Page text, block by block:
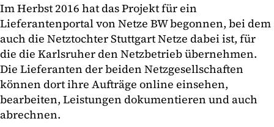
Im Herbst 2016 hat das Projekt für ein
Lieferantenportal von Netze BW begonnen, bei dem
auch die Netztochter Stuttgart Netze dabei ist, für
die die Karlsruher den Netzbetrieb übernehmen.
Die Lieferanten der beiden Netzgesellschaften
können dort ihre Aufträge online einsehen,
bearbeiten, Leistungen dokumentieren und auch
abrechnen.